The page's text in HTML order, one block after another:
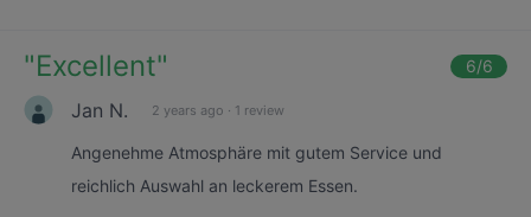
"Excellent" 6/6
Jan N. 2 years ago · 1 review
Angenehme Atmosphäre mit gutem Service und
reichlich Auswahl an leckerem Essen.